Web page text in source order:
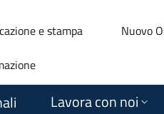
e stampa Nuovo
Lavora con noi